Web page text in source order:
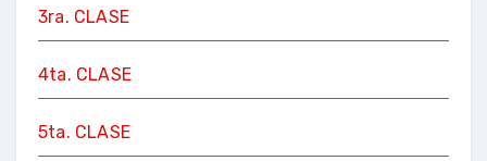
3ra. CLASE
4ta. CLASE
5ta. CLASE